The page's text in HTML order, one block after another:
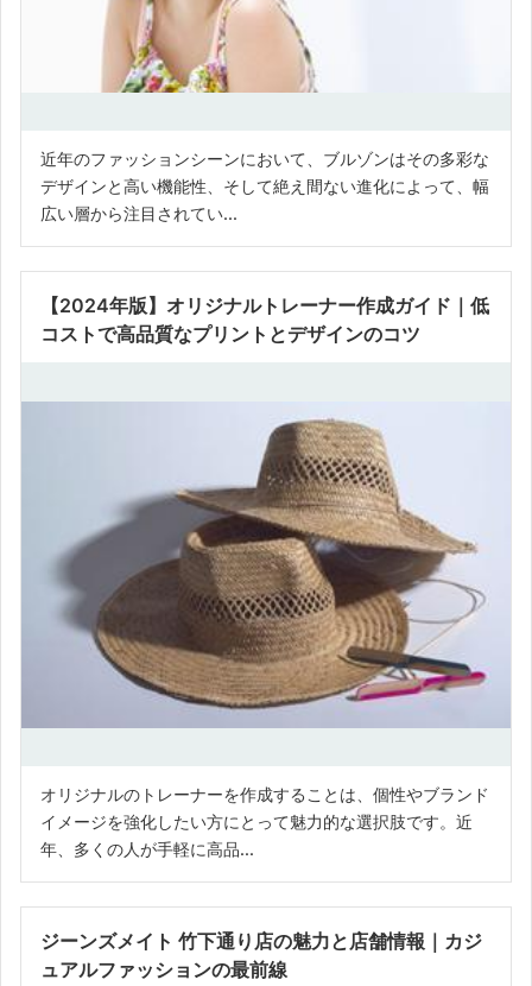
近年のファッションシーンにおいて、ブルゾンはその多彩な
デザインと高い機能性、そして絶え間ない進化によって、幅
広い層から注目されてい...
【2024年版】オリジナルトレーナー作成ガイド｜低
コストで高品質なプリントとデザインのコツ
オリジナルのトレーナーを作成することは、個性やブランド
イメージを強化したい方にとって魅力的な選択肢です。近
年、多くの人が手軽に高品...
ジーンズメイト 竹下通り店の魅力と店舗情報｜カジ
ュアルファッションの最前線